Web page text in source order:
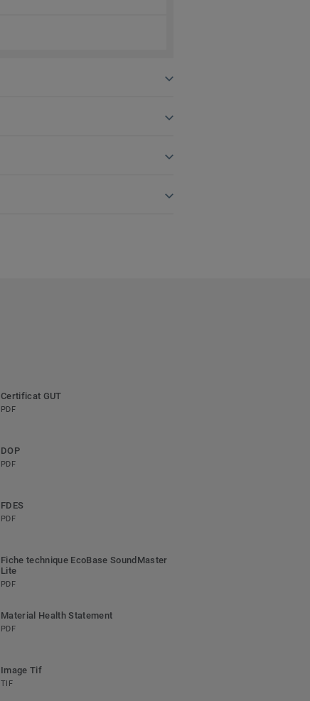
Certificat GUT
PDF
DOP
PDF
FDES
PDF
Fiche technique EcoBase SoundMaster
Lite
PDF
Material Health Statement
PDF
Image Tif
TIF